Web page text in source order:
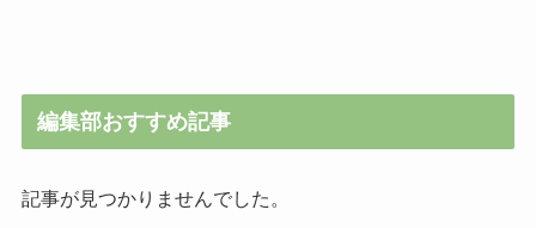
編集部おすすめ記事
記事が見つかりませんでした。